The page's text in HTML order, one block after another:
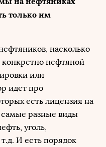
только им
насколько
нефтяной
или
идет про
есть лицензия на
самые разные виды
уголь,
И есть порядок